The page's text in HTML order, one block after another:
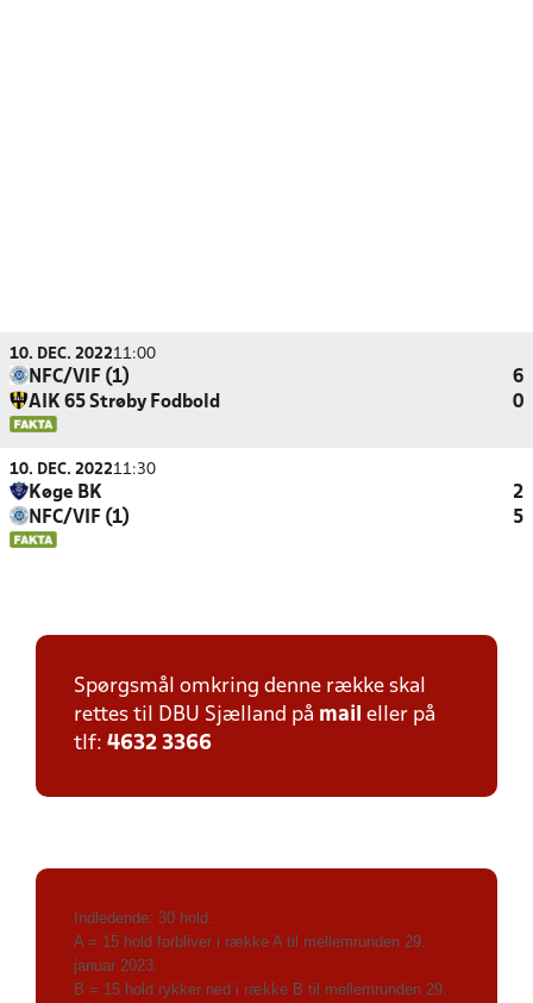
10. DEC. 202211:00
NFC/VIF (1)
6
AIK 65 Strøby Fodbold
0
10. DEC. 202211:30
Køge BK
2
NFC/VIF (1)
5
Spørgsmål omkring denne række skal
rettes til DBU Sjælland på mail eller på
tlf: 4632 3366
Indledende: 30 hold.
A = 15 hold forbliver i række A til mellemrunden 29.
januar 2023.
B = 15 hold rykker ned i række B til mellemrunden 29.